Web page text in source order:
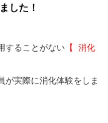
した！
することがない 【 消化
が実際に消化体験をしま